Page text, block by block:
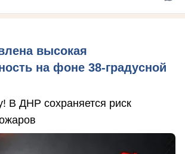
высокая
на фоне 38-градусной
В ДНР сохраняется риск